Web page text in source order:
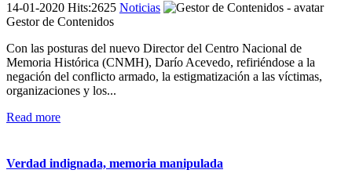
14-01-2020 Hits:2625 Noticias
Gestor de Contenidos
Con las posturas del nuevo Director del Centro Nacional de
Memoria Histórica (CNMH), Darío Acevedo, refiriéndose a la
negación del conflicto armado, la estigmatización a las víctimas,
organizaciones y los...
Read more
Verdad indignada, memoria manipulada